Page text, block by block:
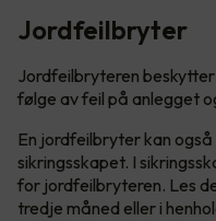
Jordfeilbryter
Jordfeilbryteren
følge av feil på anlegget
En jordfeilbryter kan
sikringsskapet. I
for jordfeilbryteren. Les
tredje måned eller i